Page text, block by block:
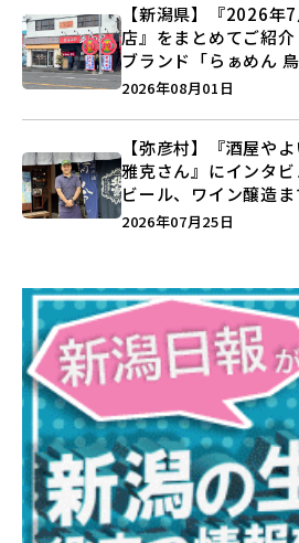
【新潟県】『2026年
店』をまとめてご紹
ブランド「らぁめん
しょうがの空」など盛
2026年08月01日
【弥彦村】『酒屋や
雅克さん』にインタ
ビール、ワイン醸造
史”に迫る♪
2026年07月25日